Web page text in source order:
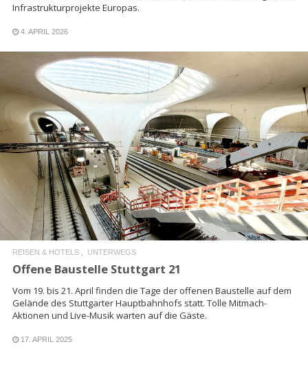
Infrastrukturprojekte Europas.
4. APRIL 2026
READ MORE
REISEN & HOTELS UNTERWEGS
Offene Baustelle Stuttgart 21
Vom 19. bis 21. April finden die Tage der offenen Baustelle auf dem
Gelände des Stuttgarter Hauptbahnhofs statt. Tolle Mitmach-
Aktionen und Live-Musik warten auf die Gäste.
17. APRIL 2025